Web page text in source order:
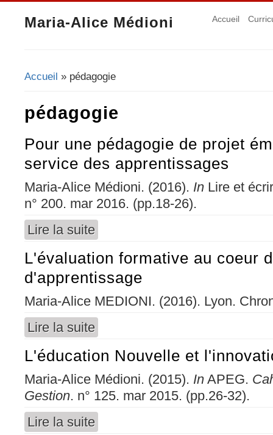
Maria-Alice Médioni Accueil
Vous êtes ici
Accueil » pédagogie
pédagogie
Pour une pédagogie de projet
service des apprentissages
Maria-Alice Médioni. (2016). In Lire et
n° 200. mar 2016. (pp.18-26).
Lire la suite
L'évaluation formative au coeur
d'apprentissage
Maria-Alice MEDIONI. (2016). Lyon.
Lire la suite
L'éducation Nouvelle et
Maria-Alice Médioni. (2015). In APEG.
Gestion. n° 125. mar 2015. (pp.26-32).
Lire la suite